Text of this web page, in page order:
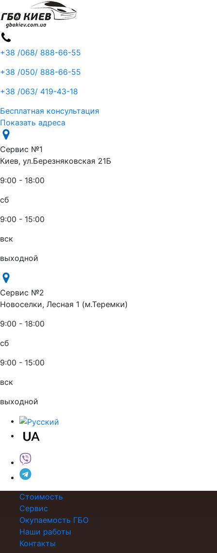
+38 /068/ 888-66-55
+38 /050/ 888-66-55
+38 /063/ 419-43-18
Бесплатная консультация
Показать адреса
Сервис №1
Киев, ул.Березняковская 21Б
9:00 - 18:00
сб
9:00 - 15:00
вск
выходной
Сервис №2
Новоселки, Лесная 1 (м.Теремки)
9:00 - 18:00
сб
9:00 - 15:00
вск
выходной
Стоимость
Сервис
Окупаемость ГБО
Наши работы
Контакты